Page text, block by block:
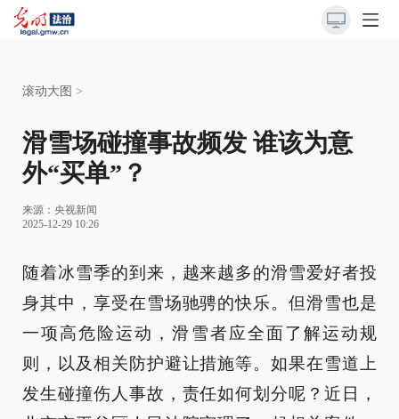
滚动大图 >
滑雪场碰撞事故频发 谁该为意
外“买单”？
来源： 央视新闻
2025-12-29 10:26
随着冰雪季的到来，越来越多的滑雪爱好者投
身其中，享受在雪场驰骋的快乐。但滑雪也是
一项高危险运动，滑雪者应全面了解运动规
则，以及相关防护避让措施等。如果在雪道上
发生碰撞伤人事故，责任如何划分呢？近日，